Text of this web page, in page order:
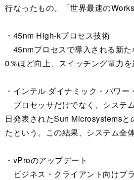
行なったもの。「世界最速の
・45nm High-kプロセス技術
45nmプロセスで導入される新
0％ほど向上、スイッチング電力
・インテル ダイナミック・パワー
プロセッサだけでなく、システ
日発表されたSun Microsystems
たという。この結果、システム全
・vProのアップデート
ビジネス・クライアント向けプ